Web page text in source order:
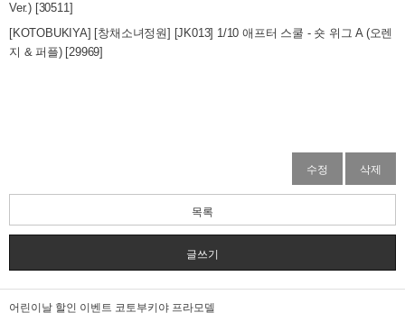
Ver.) [30511]
[KOTOBUKIYA] [창채소녀정원] [JK013] 1/10 애프터 스쿨 - 숏 위그 A (오렌
지 & 퍼플) [29969]
수정 삭제
목록
글쓰기
어린이날 할인 이벤트 코토부키야 프라모델